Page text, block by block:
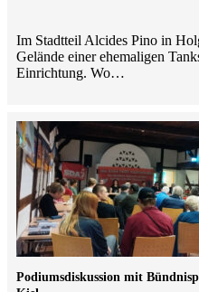
Im Stadtteil Alcides Pino in
Gelände einer ehemaligen
Einrichtung. Wo…
Podiumsdiskussion mit